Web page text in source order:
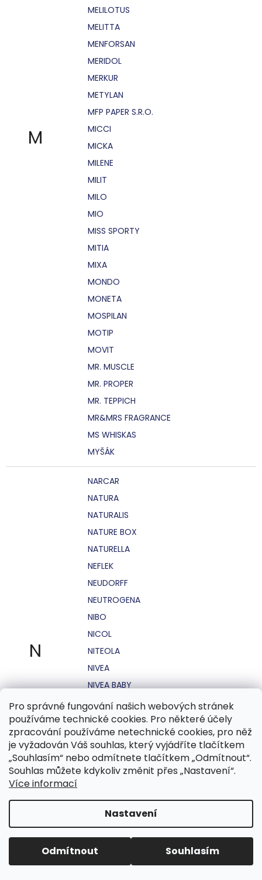
Pro správné fungování našich webových stránek
používáme technické cookies. Pro některé účely
zpracování používáme netechnické cookies, pro něž
je vyžadován Váš souhlas, který vyjádříte tlačítkem
„Souhlasím“ nebo odmítnete tlačítkem „Odmítnout“.
Souhlas můžete kdykoliv změnit přes „Nastavení“.
Více informací
Nastavení
Odmítnout Souhlasím
M
MELILOTUS
MELITTA
MENFORSAN
MERIDOL
MERKUR
METYLAN
MFP PAPER S.R.O.
MICCI
MICKA
MILENE
MILIT
MILO
MIO
MISS SPORTY
MITIA
MIXA
MONDO
MONETA
MOSPILAN
MOTIP
MOVIT
MR. MUSCLE
MR. PROPER
MR. TEPPICH
MR&MRS FRAGRANCE
MS WHISKAS
MYŠÁK
N
NARCAR
NATURA
NATURALIS
NATURE BOX
NATURELLA
NEFLEK
NEUDORFF
NEUTROGENA
NIBO
NICOL
NITEOLA
NIVEA
NIVEA BABY
NIVEA MEN
NIVEA SUN
NO STRESS
NOHEL GARDEN
NORDICS
NUK
O.B.
OASIS